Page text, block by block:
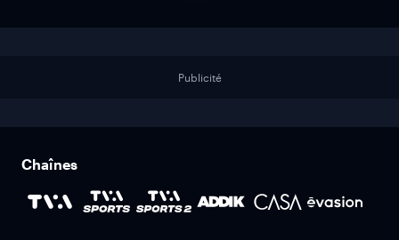
Publicité
Chaînes